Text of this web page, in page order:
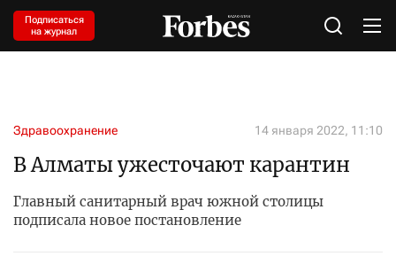
Подписаться
на журнал
Здравоохранение 14 января 2022, 11:10
В Алматы ужесточают карантин
Главный санитарный врач южной столицы
подписала новое постановление